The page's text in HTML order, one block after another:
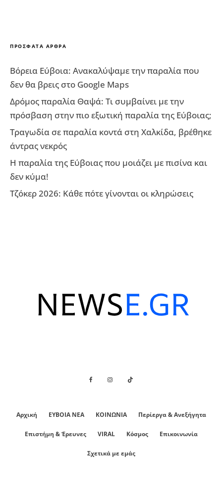
ΠΡΌΣΦΑΤΑ ΆΡΘΡΑ
Βόρεια Εύβοια: Ανακαλύψαμε την παραλία που
δεν θα βρεις στο Google Maps
Δρόμος παραλία Θαψά: Τι συμβαίνει με την
πρόσβαση στην πιο εξωτική παραλία της Εύβοιας;
Τραγωδία σε παραλία κοντά στη Χαλκίδα, βρέθηκε
άντρας νεκρός
Η παραλία της Εύβοιας που μοιάζει με πισίνα και
δεν κύμα!
Τζόκερ 2026: Κάθε πότε γίνονται οι κληρώσεις
Αρχική ΕΥΒΟΙΑ ΝΕΑ ΚΟΙΝΩΝΙΑ Περίεργα & Ανεξήγητα
Επιστήμη & Έρευνες VIRAL Κόσμος Επικοινωνία
Σχετικά με εμάς